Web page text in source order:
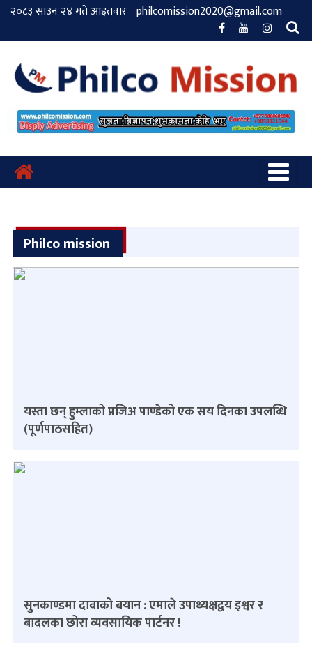
२०८३ साउन २४ गते आइतवार philcomission2020@gmail.com
Philco mission
यस्ता छन् हुम्लाको प्रजिअ पाण्डेको एक सय दिनका उपलब्धि
(पूर्णपाठसहित)
सुनकाण्डमा दावाको बयान : एमाले उपाध्यक्षद्वय इश्वर र
बादलका छोरा व्यवसायिक पार्टनर !